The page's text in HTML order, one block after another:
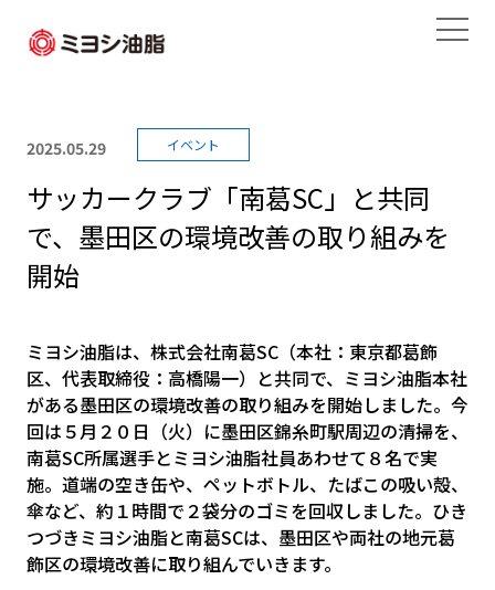
2025.05.29 イベント
サッカークラブ「南葛SC」と共同
で、墨田区の環境改善の取り組みを
開始
ミヨシ油脂は、株式会社南葛SC（本社：東京都葛飾
区、代表取締役：高橋陽一）と共同で、ミヨシ油脂本社
がある墨田区の環境改善の取り組みを開始しました。今
回は５月２０日（火）に墨田区錦糸町駅周辺の清掃を、
南葛SC所属選手とミヨシ油脂社員あわせて８名で実
施。道端の空き缶や、ペットボトル、たばこの吸い殻、
傘など、約１時間で２袋分のゴミを回収しました。ひき
つづきミヨシ油脂と南葛SCは、墨田区や両社の地元葛
飾区の環境改善に取り組んでいきます。